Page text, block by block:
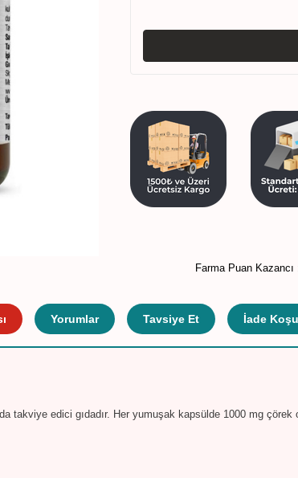
Farma Puan Kazancı
Yorumlar Tavsiye Et İade
takviye edici gıdadır. Her yumuşak kapsülde 1000 mg